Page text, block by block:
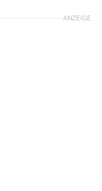
ANZEIGE